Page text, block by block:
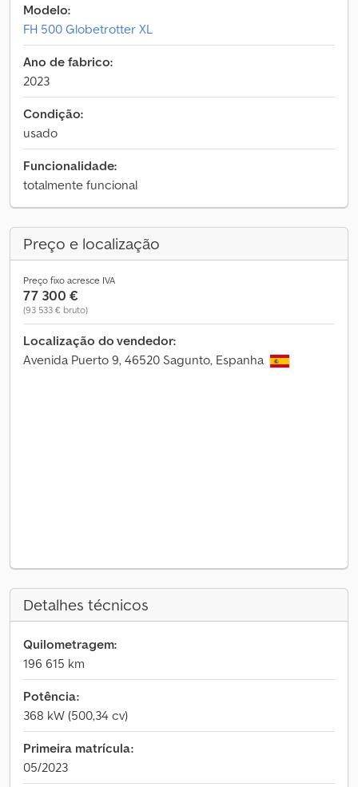
Modelo:
FH 500 Globetrotter XL
Ano de fabrico:
2023
Condição:
usado
Funcionalidade:
totalmente funcional
Preço e localização
Preço fixo acresce IVA
77 300 €
(93 533 € bruto)
Localização do vendedor:
Avenida Puerto 9, 46520 Sagunto, Espanha
Detalhes técnicos
Quilometragem:
196 615 km
Potência:
368 kW (500,34 cv)
Primeira matrícula:
05/2023